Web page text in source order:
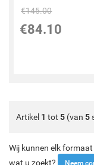
€145.00
€84.10
Artikel 1 tot 5 (van 5
Wij kunnen elk
wat u zoekt?
Neem